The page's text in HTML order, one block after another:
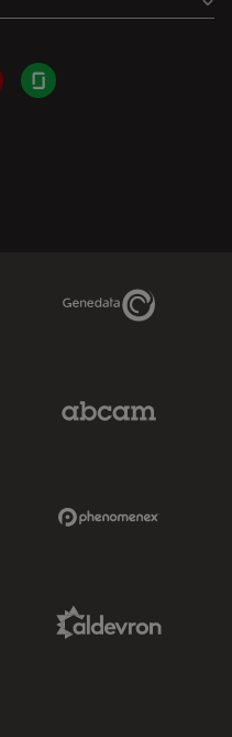
Glassdoor
Genedata Link
Link